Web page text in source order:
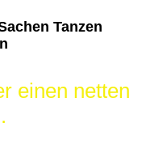
Tanzen
einen netten